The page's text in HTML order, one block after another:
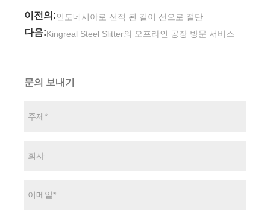
이전의:인도네시아로 선적 된 길이 선으로 절단
다음:Kingreal Steel Slitter의 오프라인 공장 방문 서비스
문의 보내기